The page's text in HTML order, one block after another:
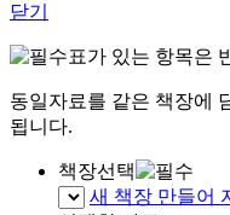
닫기
표가 있는 항목은
동일자료를 같은 책장에
됩니다.
책장선택
새 책장 만들어